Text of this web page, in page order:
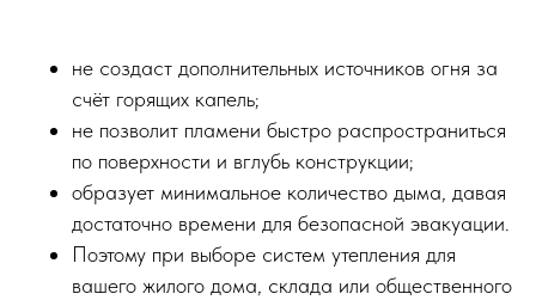
не создаст дополнительных источников огня за
счёт горящих капель;
не позволит пламени быстро распространиться
по поверхности и вглубь конструкции;
образует минимальное количество дыма, давая
достаточно времени для безопасной эвакуации.
Поэтому при выборе систем утепления для
вашего жилого дома, склада или общественного